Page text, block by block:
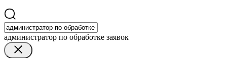
администратор по обработке заявок